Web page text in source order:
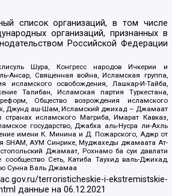
список организаций, в том числе
организаций, признанных в
Российской Федерации
Шура, Конгресс народов Ичкерии и
Ансар, Священная война, Исламская группа,
исламского освобождения, Лашкар-И-Тайба,
Талибан, Исламская партия Туркестана,
Общество возрождения исламского
Джунд аш-Шам, Исламский джихад – Джамаат
исламского Магриба, Имарат Кавказ,
государство, Джабха аль-Нусра ли-Ахль
имени К. Минина и Д. Пожарского, Аджр от
SHAM, АУМ Синрике, Муджахеды джамаата Ат-
Джамаат, Рохнамо ба суи давлати
сообщество Сеть, Катиба Таухид валь-Джихад,
Сунна Валь Джамаа
terroristicheskie-i-ekstremistskie-
данные на06.12.2021